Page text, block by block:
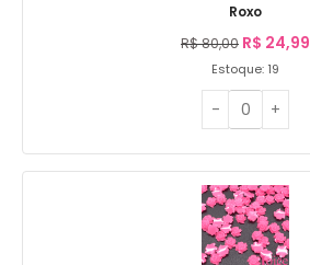
Roxo
R$80,00 R$ 24,99
Estoque: 19